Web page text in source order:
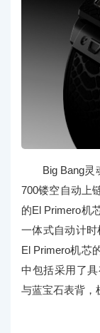
Big Bang
700镂空自动上
的El Primero机
一体式自动计
El Primero机芯
中包括采用了
与蓝宝石表背，